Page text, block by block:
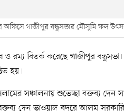
গাজীপুর বন্ধুসভার মৌসুমি ফল
রম্য বিতর্ক করেছে গাজীপুর
হয়।
সঞ্চালনায় শুভেচ্ছা বক্তব্য
দেন ভাওয়াল বদরে আলম